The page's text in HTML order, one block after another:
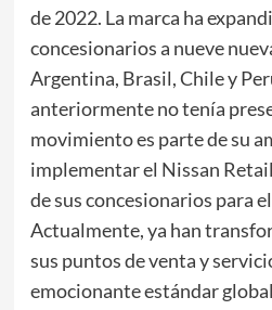
de 2022. La marca ha
concesionarios a nueve
Argentina, Brasil, Chile y
anteriormente no tenía
movimiento es parte de su
implementar el Nissan
de sus concesionarios para
Actualmente, ya han
sus puntos de venta y
emocionante estándar